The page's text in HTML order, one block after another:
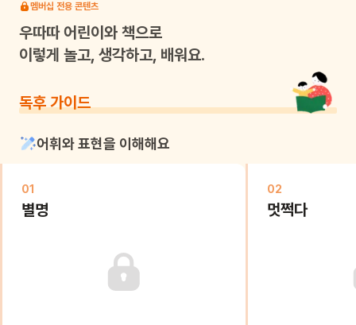
멤버십 전용 콘텐츠
우따따어린이와 책으로
이렇게 놀고, 생각하고, 배워요.
독후 가이드
어휘와 표현을 이해해요
01
별명
02
멋쩍다